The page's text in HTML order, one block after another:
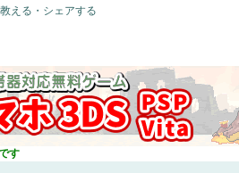
える・シェアする
す